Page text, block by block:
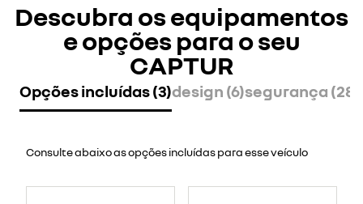
Descubra os equipamentos
e opções para o seu
CAPTUR
Opções incluídas (3)design (6)segurança (28)
Consulte abaixo as opções incluídas para esse veículo